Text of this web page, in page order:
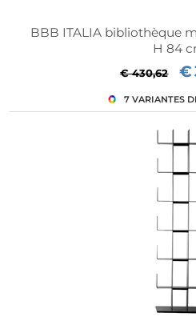
BBB ITALIA bibliothèque
H 84
€ 430,62 €